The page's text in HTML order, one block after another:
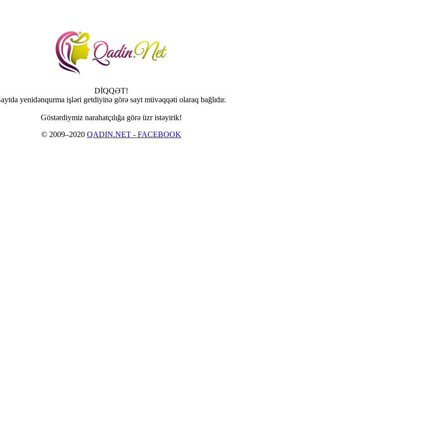
DİQQƏT!
yenidənqurma işləri getdiyinə görə sayt müvəqqəti olaraq bağlıdır.
Göstərdiymiz narahatçılığa görə üzr istəyirik!
© 2009–2020 QADIN.NET - FACEBOOK